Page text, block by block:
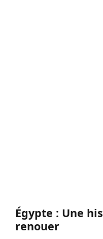
Égypte : Une
renouer